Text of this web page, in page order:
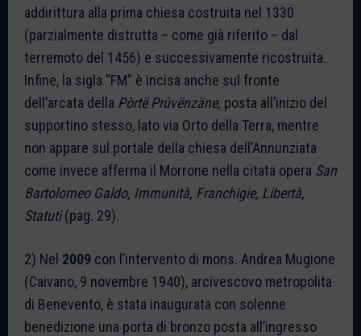
addirittura alla prima chiesa costruita nel 1330
(parzialmente distrutta – come già riferito – dal
terremoto del 1456) e successivamente ricostruita.
Infine, la sigla “FM” è incisa anche sul fronte
dell’arcata della Pòrtë Prûvënzäne, posta all’inizio del
supportino stesso, lato via Orto della Terra, mentre
non appare sul portale della chiesa dell’Annunziata
come invece afferma il Morrone nella citata opera San
Bartolomeo Galdo, Immunità, Franchigie, Libertà,
Statuti(pag. 29).
2) Nel 2009 con l’intervento di mons. Andrea Mugione
(Caivano, 9 novembre 1940), arcivescovo metropolita
di Benevento, è stata inaugurata con solenne
benedizione una porta di bronzo posta all’ingresso